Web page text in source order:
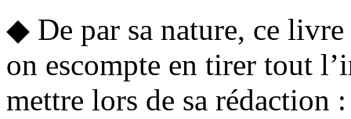
◆ De par sa nature, ce
on escompte en tirer tout
mettre lors de sa rédaction